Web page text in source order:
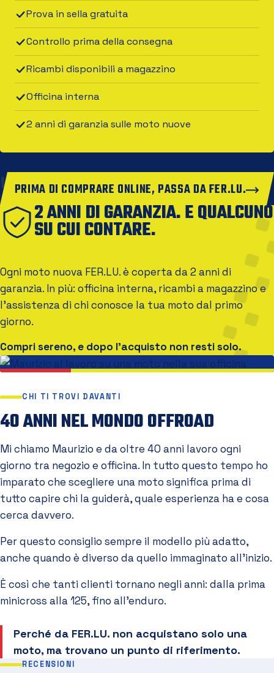
Prova in sella gratuita
Controllo prima della consegna
Ricambi disponibili a magazzino
Officina interna
2 anni di garanzia sulle moto nuove
PRIMA DI COMPRARE ONLINE, PASSA DA FER.LU.
2 ANNI DI GARANZIA. E QUALCUNO
SU CUI CONTARE.
Ogni moto nuova FER.LU. è coperta da 2 anni di
garanzia. In più: officina interna, ricambi a magazzino e
l'assistenza di chi conosce la tua moto dal primo
giorno.
Compri sereno, e dopo l'acquisto non resti solo.
CHI TI TROVI DAVANTI
40 ANNI NEL MONDO OFFROAD
Mi chiamo Maurizio e da oltre 40 anni lavoro ogni
giorno tra negozio e officina. In tutto questo tempo ho
imparato che scegliere una moto significa prima di
tutto capire chi la guiderà, quale esperienza ha e cosa
cerca davvero.
Per questo consiglio sempre il modello più adatto,
anche quando è diverso da quello immaginato all'inizio.
È così che tanti clienti tornano negli anni: dalla prima
minicross alla 125, fino all'enduro.
Perché da FER.LU. non acquistano solo una
moto, ma trovano un punto di riferimento.
RECENSIONI